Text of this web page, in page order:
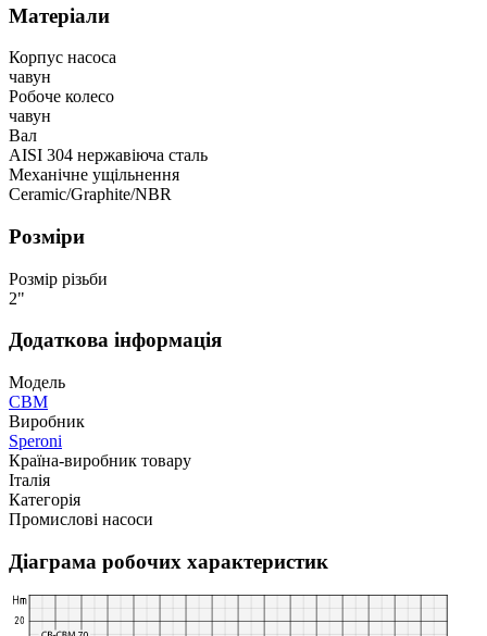
Матеріали
Корпус насоса
чавун
Робоче колесо
чавун
Вал
AISI 304 нержавіюча сталь
Механічне ущільнення
Ceramic/Graphite/NBR
Розміри
Розмір різьби
2"
Додаткова інформація
Модель
CBM
Виробник
Speroni
Країна-виробник товару
Італія
Категорія
Промислові насоси
Діаграма робочих характеристик